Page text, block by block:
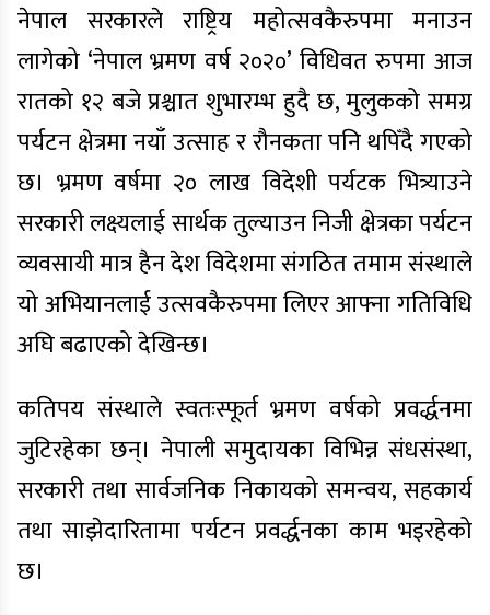
नेपाल सरकारले राष्ट्रिय महोत्सवकैरुपमा मनाउन
लागेको ‘नेपाल भ्रमण वर्ष २०२०’ विधिवत रुपमा आज
रातको १२ बजे प्रश्चात शुभारम्भ हुदै छ, मुलुकको समग्र
पर्यटन क्षेत्रमा नयाँ उत्साह र रौनकता पनि थपिँदै गएको
छ। भ्रमण वर्षमा २० लाख विदेशी पर्यटक भित्र्याउने
सरकारी लक्ष्यलाई सार्थक तुल्याउन निजी क्षेत्रका पर्यटन
व्यवसायी मात्र हैन देश विदेशमा संगठित तमाम संस्थाले
यो अभियानलाई उत्सवकैरुपमा लिएर आफ्ना गतिविधि
अघि बढाएको देखिन्छ।
कतिपय संस्थाले स्वतःस्फूर्त भ्रमण वर्षको प्रवर्द्धनमा
जुटिरहेका छन्। नेपाली समुदायका विभिन्न संधसंस्था,
सरकारी तथा सार्वजनिक निकायको समन्वय, सहकार्य
तथा साझेदारितामा पर्यटन प्रवर्द्धनका काम भइरहेको
छ।